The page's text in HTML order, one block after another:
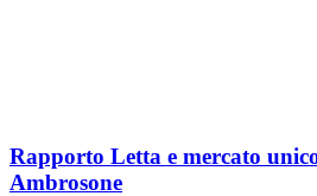
Rapporto Letta e mercato
Ambrosone